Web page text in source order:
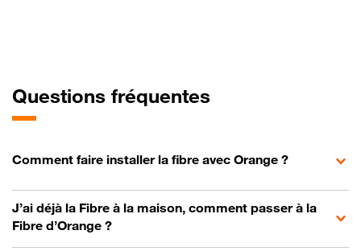
Questions fréquentes
Comment faire installer la fibre avec Orange ?
J’ai déjà la Fibre à la maison, comment passer à la
Fibre d’Orange ?